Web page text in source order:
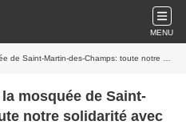
MENU
toute notre solidarité avec les musulmans face à cet acte abject et inquiétant!
mosquée de Saint-
notre solidarité avec